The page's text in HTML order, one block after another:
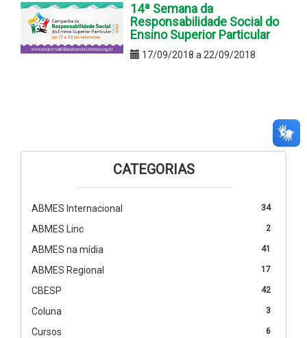
14ª Semana da
Responsabilidade Social do
Ensino Superior Particular
17/09/2018 a 22/09/2018
CATEGORIAS
34
ABMES Internacional
2
ABMES Linc
41
ABMES na mídia
17
ABMES Regional
42
CBESP
3
Coluna
6
Cursos